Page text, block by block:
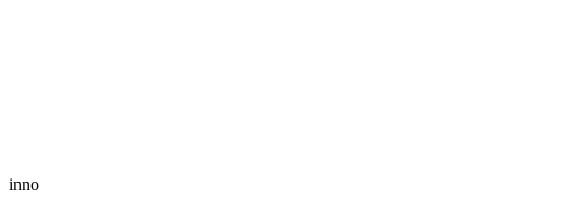
inno